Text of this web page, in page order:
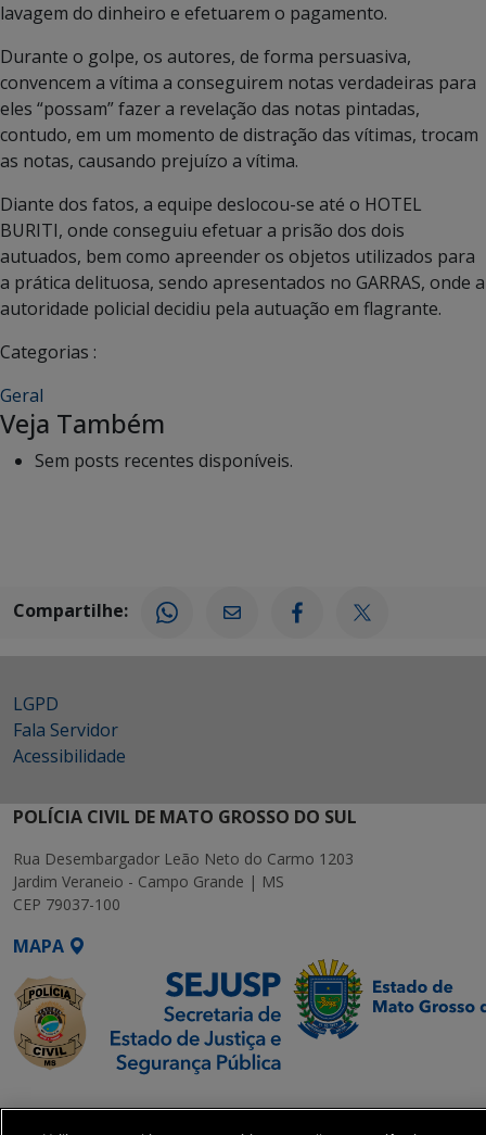
lavagem do dinheiro e efetuarem o pagamento.
Durante o golpe, os autores, de forma persuasiva,
convencem a vítima a conseguirem notas verdadeiras para
eles “possam” fazer a revelação das notas pintadas,
contudo, em um momento de distração das vítimas, trocam
as notas, causando prejuízo a vítima.
Diante dos fatos, a equipe deslocou-se até o HOTEL
BURITI, onde conseguiu efetuar a prisão dos dois
autuados, bem como apreender os objetos utilizados para
a prática delituosa, sendo apresentados no GARRAS, onde a
autoridade policial decidiu pela autuação em flagrante.
Categorias :
Geral
Veja Também
Sem posts recentes disponíveis.
Compartilhe:
LGPD
Fala Servidor
Acessibilidade
POLÍCIA CIVIL DE MATO GROSSO DO SUL
Rua Desembargador Leão Neto do Carmo 1203
Jardim Veraneio - Campo Grande | MS
CEP 79037-100
MAPA